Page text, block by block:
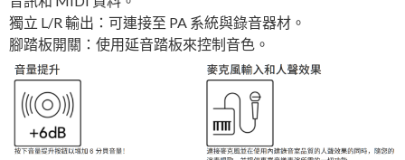
獨立 L/R 輸出：可連接至 PA 系統與錄音器材。
腳踏板開關：使用延音踏板來控制音色。